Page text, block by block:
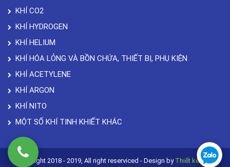
KHÍ CO2
KHÍ HYDROGEN
KHÍ HELIUM
KHÍ HÓA LỎNG VÀ BỒN CHỨA, THIẾT BỊ, PHỤ KIỆN
KHÍ ACETYLENE
KHÍ ARGON
KHÍ NITO
MỘT SỐ KHÍ TINH KHIẾT KHÁC
Copyright 2018 - 2019, All right reserviced - Design by Thiết kế web